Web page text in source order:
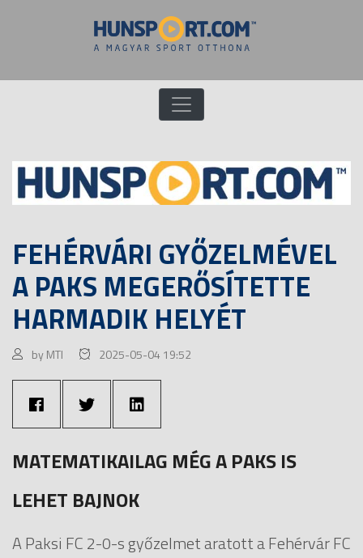
FEHÉRVÁRI GYŐZELMÉVEL
A PAKS MEGERŐSÍTETTE
HARMADIK HELYÉT
by MTI 2025-05-04 19:52
MATEMATIKAILAG MÉG A PAKS IS
LEHET BAJNOK
A Paksi FC 2-0-s győzelmet aratott a Fehérvár FC